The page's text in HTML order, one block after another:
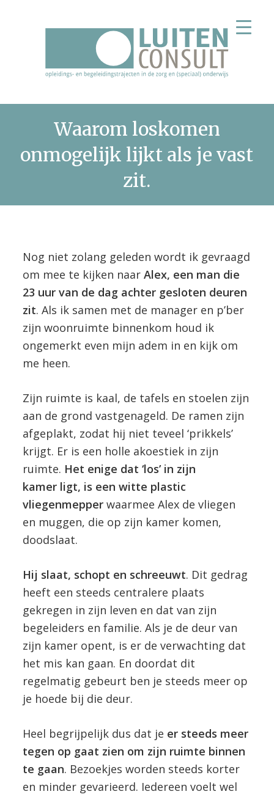
Waarom loskomen
onmogelijk lijkt als je vast
zit.
Nog niet zolang geleden wordt ik gevraagd
om mee te kijken naarAlex, een man die
23 uur van de dag achter gesloten deuren
zit. Als ik samen met de manager en p’ber
zijn woonruimte binnenkom houd ik
ongemerkt even mijn adem in en kijk om
me heen.
Zijn ruimte is kaal, de tafels en stoelen zijn
aan de grond vastgenageld. De ramen zijn
afgeplakt, zodat hij niet teveel ‘prikkels’
krijgt. Er is een holle akoestiek in zijn
ruimte. Het enige dat ‘los’ in zijn
kamer ligt, is een witte plastic
vliegenmepper waarmee Alex de vliegen
en muggen, die op zijn kamer komen,
doodslaat.
Hij slaat, schopt en schreeuwt. Dit gedrag
heeft een steeds centralere plaats
gekregen in zijn leven en dat van zijn
begeleiders en familie. Als je de deur van
zijn kamer opent, is er de verwachting dat
het mis kan gaan. En doordat dit
regelmatig gebeurt ben je steeds meer op
je hoede bij die deur.
Heel begrijpelijk dus dat je er steeds meer
tegen op gaat zien om zijn ruimte binnen
te gaan. Bezoekjes worden steeds korter
en minder gevarieerd. Iedereen voelt wel